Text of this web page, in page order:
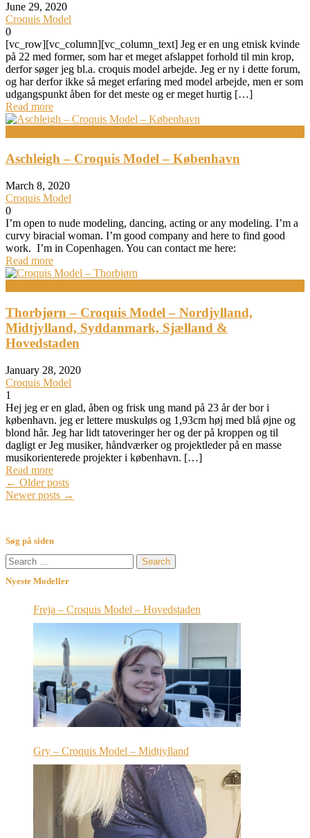
June 29, 2020
Croquis Model
0
[vc_row][vc_column][vc_column_text] Jeg er en ung etnisk kvinde
på 22 med former, som har et meget afslappet forhold til min krop,
derfor søger jeg bl.a. croquis model arbejde. Jeg er ny i dette forum,
og har derfor ikke så meget erfaring med model arbejde, men er som
udgangspunkt åben for det meste og er meget hurtig […]
Read more
Aschleigh – Croquis Model – København
March 8, 2020
Croquis Model
0
I’m open to nude modeling, dancing, acting or any modeling. I’m a
curvy biracial woman. I’m good company and here to find good
work. I’m in Copenhagen. You can contact me here:
Read more
Thorbjørn – Croquis Model – Nordjylland,
Midtjylland, Syddanmark, Sjælland &
Hovedstaden
January 28, 2020
Croquis Model
1
Hej jeg er en glad, åben og frisk ung mand på 23 år der bor i
københavn. jeg er lettere muskuløs og 1,93cm høj med blå øjne og
blond hår. Jeg har lidt tatoveringer her og der på kroppen og til
dagligt er Jeg musiker, håndværker og projektleder på en masse
musikorienterede projekter i københavn. […]
Read more
Posts
← Older posts
Newer posts →
Søg på siden
Search
for:
Nyeste Modeller
Freja – Croquis Model – Hovedstaden
Gry – Croquis Model – Midtjylland